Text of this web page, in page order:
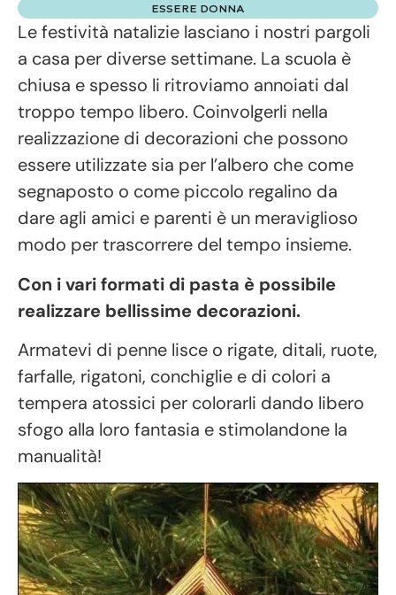
ESSERE DONNA
Le festività natalizie lasciano i nostri pargoli
a casa per diverse settimane. La scuola è
chiusa e spesso li ritroviamo annoiati dal
troppo tempo libero. Coinvolgerli nella
realizzazione di decorazioni che possono
essere utilizzate sia per l’albero che come
segnaposto o come piccolo regalino da
dare agli amici e parenti è un meraviglioso
modo per trascorrere del tempo insieme.
Con i vari formati di pasta è possibile
realizzare bellissime decorazioni.
Armatevi di penne lisce o rigate, ditali, ruote,
farfalle, rigatoni, conchiglie e di colori a
tempera atossici per colorarli dando libero
sfogo alla loro fantasia e stimolandone la
manualità!